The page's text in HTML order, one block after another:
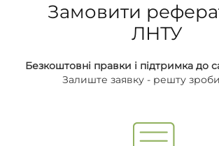
Замовити
ЛНТУ
Безкоштовні правки і підтримка до
Залиште заявку - решту